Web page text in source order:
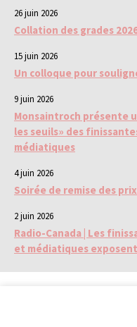
26 juin 2026
Collation des grades
15 juin 2026
Un colloque pour
9 juin 2026
Monsaintroch présente
les seuils» des
médiatiques
4 juin 2026
Soirée de remise des
2 juin 2026
Radio-Canada | Les
et médiatiques exposent